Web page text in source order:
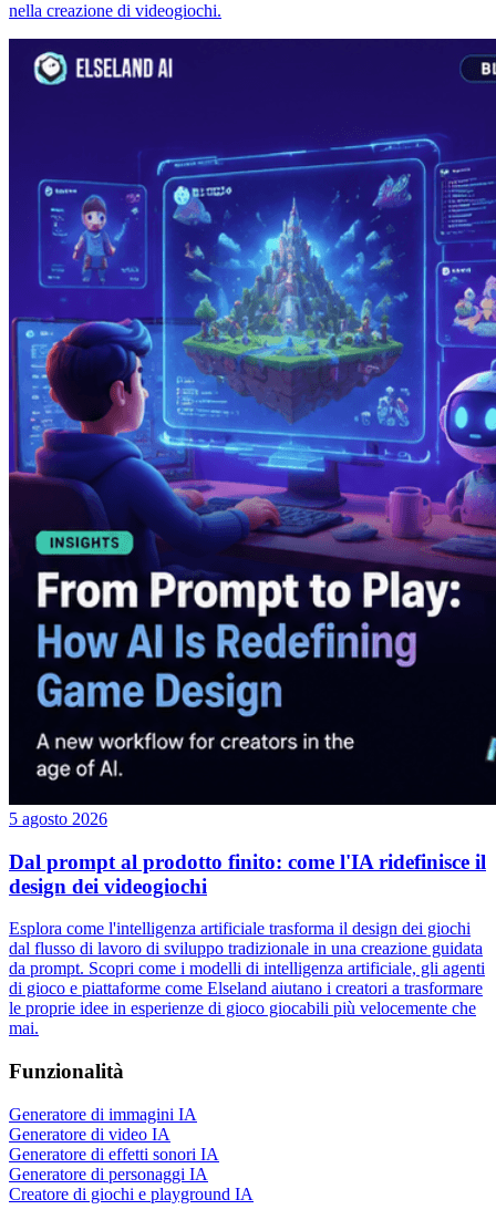
nella creazione di videogiochi.
5 agosto 2026
Dal prompt al prodotto finito: come l'IA ridefinisce il
design dei videogiochi
Esplora come l'intelligenza artificiale trasforma il design dei giochi
dal flusso di lavoro di sviluppo tradizionale in una creazione guidata
da prompt. Scopri come i modelli di intelligenza artificiale, gli agenti
di gioco e piattaforme come Elseland aiutano i creatori a trasformare
le proprie idee in esperienze di gioco giocabili più velocemente che
mai.
Funzionalità
Generatore di immagini IA
Generatore di video IA
Generatore di effetti sonori IA
Generatore di personaggi IA
Creatore di giochi e playground IA